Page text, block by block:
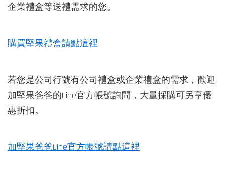
企業禮盒等送禮需求的您。
購買堅果禮盒請點這裡
若您是公司行號有公司禮盒或企業禮盒的需求，歡迎
加堅果爸爸的Line官方帳號詢問，大量採購可另享優
惠折扣。
加堅果爸爸Line官方帳號請點這裡